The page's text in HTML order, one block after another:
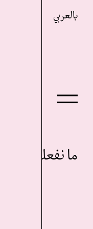
بالعربي
ما نفعله